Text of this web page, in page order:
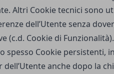
Altri Cookie tecnici sono
dell’Utente senza
(c.d. Cookie di
spesso Cookie persistenti,
anche dopo la